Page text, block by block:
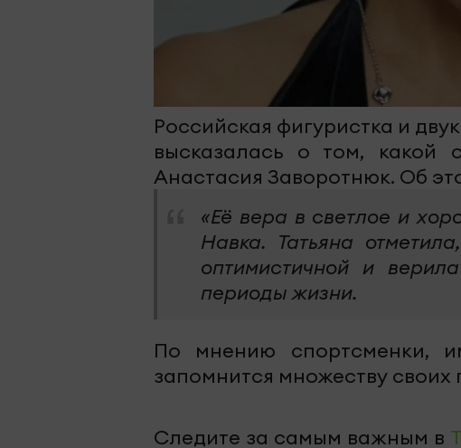
Российская фигуристка и
высказалась о том, какой
Анастасия Заворотнюк. Об
«Её вера в светлое и
Навка. Татьяна
оптимистичной и
периоды жизни.
По мнению спортсменки,
запомнится множеству своих
Следите за самым важным в